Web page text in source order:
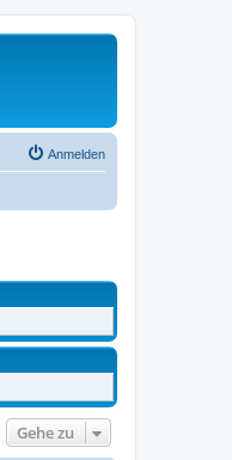
Anmelden
Gehe zu